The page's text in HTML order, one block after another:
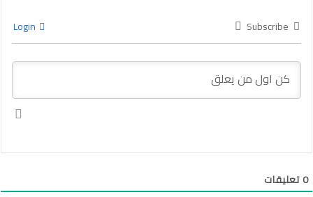
Subscribe
0تعليقات